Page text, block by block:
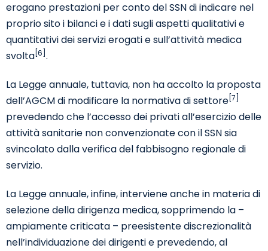
erogano prestazioni per conto del SSN di indicare nel
proprio sito i bilanci e i dati sugli aspetti qualitativi e
quantitativi dei servizi erogati e sull’attività medica
svolta [6] .
La Legge annuale, tuttavia, non ha accolto la proposta
dell’AGCM di modificare la normativa di settore [7]
prevedendo che l’accesso dei privati all’esercizio delle
attività sanitarie non convenzionate con il SSN sia
svincolato dalla verifica del fabbisogno regionale di
servizio.
La Legge annuale, infine, interviene anche in materia di
selezione della dirigenza medica, sopprimendo la –
ampiamente criticata – preesistente discrezionalità
nell’individuazione dei dirigenti e prevedendo, al